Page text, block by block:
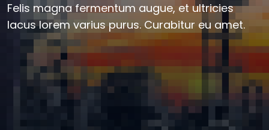
Felis magna fermentum augue, et ultricies
lacus lorem varius purus. Curabitur eu amet.